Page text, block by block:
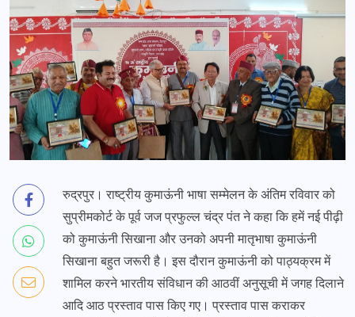
रुद्रपुर। राष्ट्रीय कुमाऊंनी भाषा सम्मेलन के अंतिम रविवार को
सुप्रीमकोर्ट के पूर्व जज प्रफुल्ल चंद्र पंत ने कहा कि हमें नई पीढ़ी
को कुमाऊंनी सिखाना और उनको अपनी मातृभाषा कुमाऊंनी
सिखाना बहुत जरूरी है। इस दौरान कुमाऊंनी को पाठ्यक्रम में
शामिल करने भारतीय संविधान की आठवीं अनुसूची में जगह दिलाने
आदि आठ प्रस्ताव पास किए गए। प्रस्ताव पास कराकर